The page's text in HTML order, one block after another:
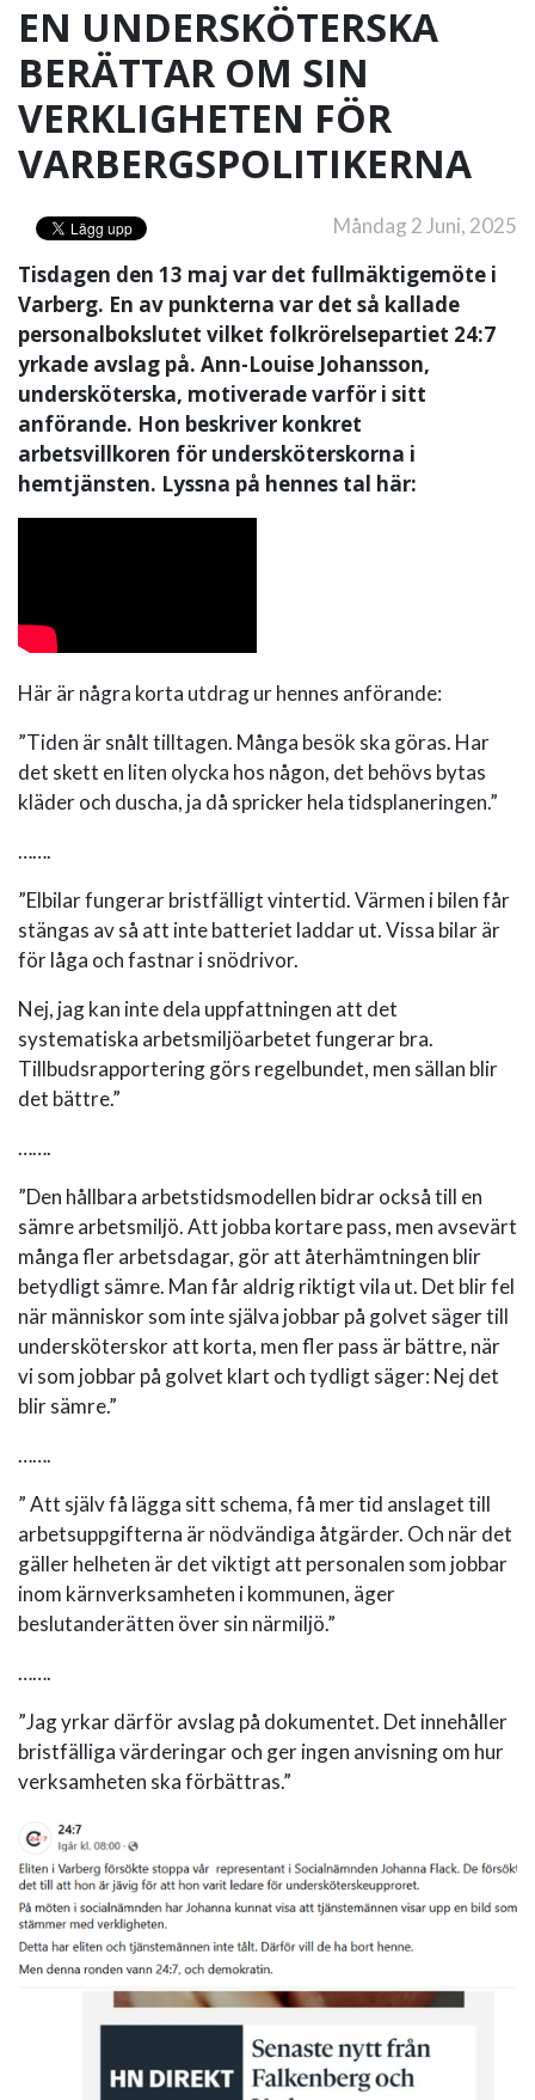
EN UNDERSKÖTERSKA
BERÄTTAR OM SIN
VERKLIGHETEN FÖR
VARBERGSPOLITIKERNA
Måndag 2 Juni, 2025
Tisdagen den 13 maj var det fullmäktigemöte i
Varberg. En av punkterna var det så kallade
personalbokslutet vilket folkrörelsepartiet 24:7
yrkade avslag på. Ann-Louise Johansson,
undersköterska, motiverade varför i sitt
anförande. Hon beskriver konkret
arbetsvillkoren för undersköterskorna i
hemtjänsten. Lyssna på hennes tal här:
Här är några korta utdrag ur hennes anförande:
”Tiden är snålt tilltagen. Många besök ska göras. Har
det skett en liten olycka hos någon, det behövs bytas
kläder och duscha, ja då spricker hela tidsplaneringen.”
…….
”Elbilar fungerar bristfälligt vintertid. Värmen i bilen får
stängas av så att inte batteriet laddar ut. Vissa bilar är
för låga och fastnar i snödrivor.
Nej, jag kan inte dela uppfattningen att det
systematiska arbetsmiljöarbetet fungerar bra.
Tillbudsrapportering görs regelbundet, men sällan blir
det bättre.”
…….
”Den hållbara arbetstidsmodellen bidrar också till en
sämre arbetsmiljö. Att jobba kortare pass, men avsevärt
många fler arbetsdagar, gör att återhämtningen blir
betydligt sämre. Man får aldrig riktigt vila ut. Det blir fel
när människor som inte själva jobbar på golvet säger till
undersköterskor att korta, men fler pass är bättre, när
vi som jobbar på golvet klart och tydligt säger: Nej det
blir sämre.”
…….
” Att själv få lägga sitt schema, få mer tid anslaget till
arbetsuppgifterna är nödvändiga åtgärder. Och när det
gäller helheten är det viktigt att personalen som jobbar
inom kärnverksamheten i kommunen, äger
beslutanderätten över sin närmiljö.”
…….
”Jag yrkar därför avslag på dokumentet. Det innehåller
bristfälliga värderingar och ger ingen anvisning om hur
verksamheten ska förbättras.”